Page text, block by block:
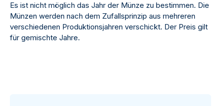
Es ist nicht möglich das Jahr der Münze zu bestimmen. Die
Münzen werden nach dem Zufallsprinzip aus mehreren
verschiedenen Produktionsjahren verschickt. Der Preis gilt
für gemischte Jahre.